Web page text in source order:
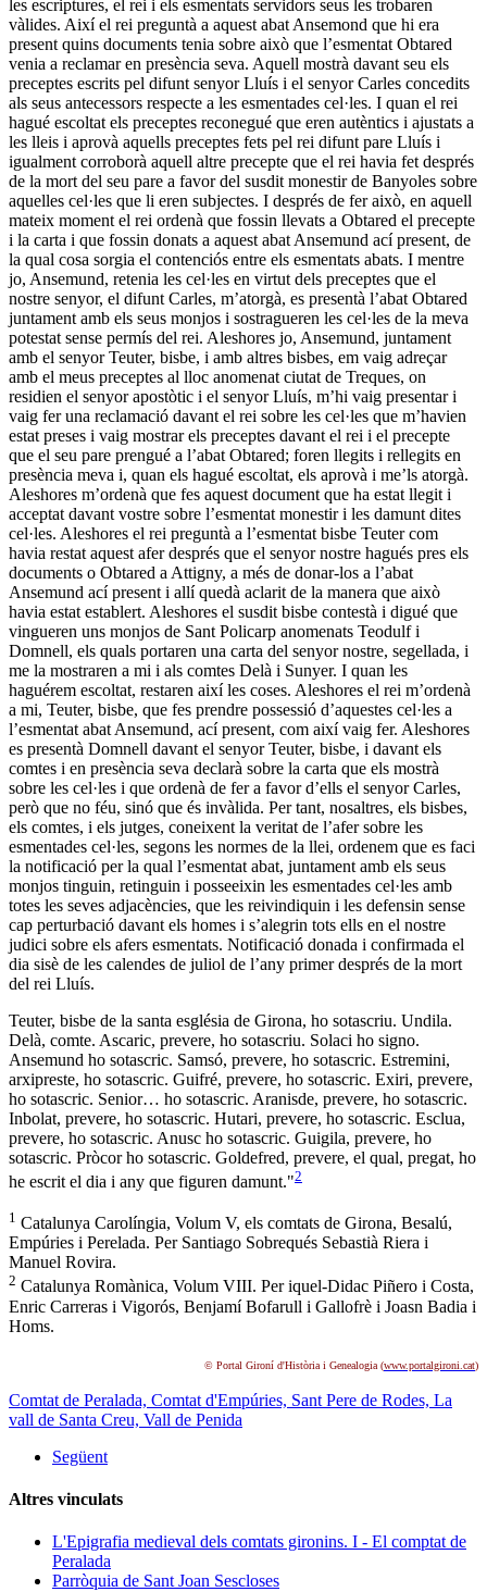
les escriptures, el rei i els esmentats servidors seus les trobaren
vàlides. Així el rei preguntà a aquest abat Ansemond que hi era
present quins documents tenia sobre això que l’esmentat Obtared
venia a reclamar en presència seva. Aquell mostrà davant seu els
preceptes escrits pel difunt senyor Lluís i el senyor Carles concedits
als seus antecessors respecte a les esmentades cel·les. I quan el rei
hagué escoltat els preceptes reconegué que eren autèntics i ajustats a
les lleis i aprovà aquells preceptes fets pel rei difunt pare Lluís i
igualment corroborà aquell altre precepte que el rei havia fet després
de la mort del seu pare a favor del susdit monestir de Banyoles sobre
aquelles cel·les que li eren subjectes. I després de fer això, en aquell
mateix moment el rei ordenà que fossin llevats a Obtared el precepte
i la carta i que fossin donats a aquest abat Ansemund ací present, de
la qual cosa sorgia el contenciós entre els esmentats abats. I mentre
jo, Ansemund, retenia les cel·les en virtut dels preceptes que el
nostre senyor, el difunt Carles, m’atorgà, es presentà l’abat Obtared
juntament amb els seus monjos i sostragueren les cel·les de la meva
potestat sense permís del rei. Aleshores jo, Ansemund, juntament
amb el senyor Teuter, bisbe, i amb altres bisbes, em vaig adreçar
amb el meus preceptes al lloc anomenat ciutat de Treques, on
residien el senyor apostòtic i el senyor Lluís, m’hi vaig presentar i
vaig fer una reclamació davant el rei sobre les cel·les que m’havien
estat preses i vaig mostrar els preceptes davant el rei i el precepte
que el seu pare prengué a l’abat Obtared; foren llegits i rellegits en
presència meva i, quan els hagué escoltat, els aprovà i me’ls atorgà.
Aleshores m’ordenà que fes aquest document que ha estat llegit i
acceptat davant vostre sobre l’esmentat monestir i les damunt dites
cel·les. Aleshores el rei preguntà a l’esmentat bisbe Teuter com
havia restat aquest afer després que el senyor nostre hagués pres els
documents o Obtared a Attigny, a més de donar-los a l’abat
Ansemund ací present i allí quedà aclarit de la manera que això
havia estat establert. Aleshores el susdit bisbe contestà i digué que
vingueren uns monjos de Sant Policarp anomenats Teodulf i
Domnell, els quals portaren una carta del senyor nostre, segellada, i
me la mostraren a mi i als comtes Delà i Sunyer. I quan les
haguérem escoltat, restaren així les coses. Aleshores el rei m’ordenà
a mi, Teuter, bisbe, que fes prendre possessió d’aquestes cel·les a
l’esmentat abat Ansemund, ací present, com així vaig fer. Aleshores
es presentà Domnell davant el senyor Teuter, bisbe, i davant els
comtes i en presència seva declarà sobre la carta que els mostrà
sobre les cel·les i que ordenà de fer a favor d’ells el senyor Carles,
però que no féu, sinó que és invàlida. Per tant, nosaltres, els bisbes,
els comtes, i els jutges, coneixent la veritat de l’afer sobre les
esmentades cel·les, segons les normes de la llei, ordenem que es faci
la notificació per la qual l’esmentat abat, juntament amb els seus
monjos tinguin, retinguin i posseeixin les esmentades cel·les amb
totes les seves adjacències, que les reivindiquin i les defensin sense
cap perturbació davant els homes i s’alegrin tots ells en el nostre
judici sobre els afers esmentats. Notificació donada i confirmada el
dia sisè de les calendes de juliol de l’any primer després de la mort
del rei Lluís.
Teuter, bisbe de la santa església de Girona, ho sotascriu. Undila.
Delà, comte. Ascaric, prevere, ho sotascriu. Solaci ho signo.
Ansemund ho sotascric. Samsó, prevere, ho sotascric. Estremini,
arxipreste, ho sotascric. Guifré, prevere, ho sotascric. Exiri, prevere,
ho sotascric. Senior… ho sotascric. Aranisde, prevere, ho sotascric.
Inbolat, prevere, ho sotascric. Hutari, prevere, ho sotascric. Esclua,
prevere, ho sotascric. Anusc ho sotascric. Guigila, prevere, ho
sotascric. Pròcor ho sotascric. Goldefred, prevere, el qual, pregat, ho
he escrit el dia i any que figuren damunt."2
1 Catalunya Carolíngia, Volum V, els comtats de Girona, Besalú,
Empúries i Perelada. Per Santiago Sobrequés Sebastià Riera i
Manuel Rovira.
2 Catalunya Romànica, Volum VIII. Per iquel-Didac Piñero i Costa,
Enric Carreras i Vigorós, Benjamí Bofarull i Gallofrè i Joasn Badia i
Homs.
© Portal Gironí d'Història i Genealogia (www.portalgironi.cat)
Comtat de Peralada, Comtat d'Empúries, Sant Pere de Rodes, La
vall de Santa Creu, Vall de Penida
Següent
Altres vinculats
L'Epigrafia medieval dels comtats gironins. I - El comptat de
Peralada
Parròquia de Sant Joan Sescloses